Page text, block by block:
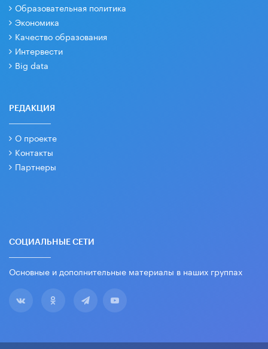
Образовательная политика
Экономика
Качество образования
Интервести
Big data
РЕДАКЦИЯ
О проекте
Контакты
Партнеры
СОЦИАЛЬНЫЕ СЕТИ
Основные и дополнительные материалы в наших группах